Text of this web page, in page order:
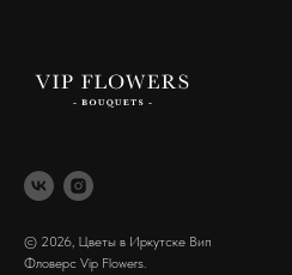
© 2026, Цветы в Иркутске Вип
Фловерс Vip Flowers.